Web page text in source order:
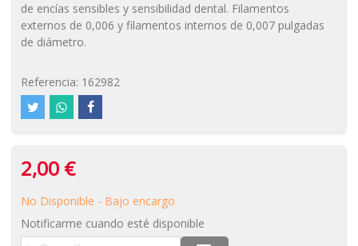
de encías sensibles y sensibilidad dental. Filamentos
externos de 0,006 y filamentos internos de 0,007 pulgadas
de diámetro.
Referencia: 162982
2,00 €
No Disponible - Bajo encargo
Notificarme cuando esté disponible